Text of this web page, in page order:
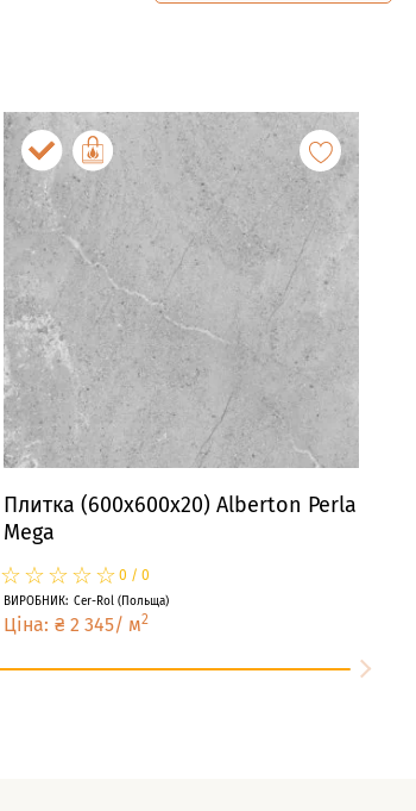
Плитка (600x600x20) Alberton Perla
Mega
☆
★☆
★☆
★☆
★☆
★ 0 / 0
ВИРОБНИК: Cer-Rol (Польща)
Ціна: ₴ 2 345/ м2